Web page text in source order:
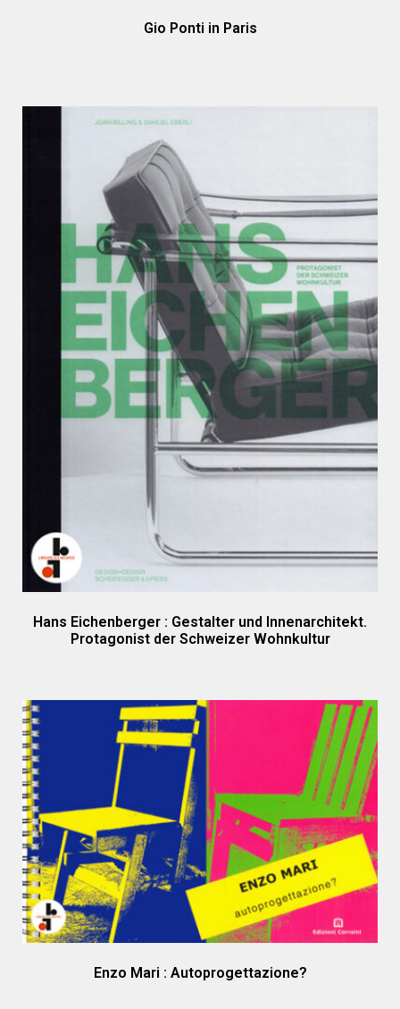
Gio Ponti in Paris
Hans Eichenberger : Gestalter und Innenarchitekt.
Protagonist der Schweizer Wohnkultur
Enzo Mari : Autoprogettazione?